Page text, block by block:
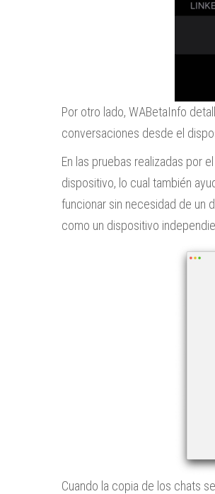
Por otro lado, WABetaInfo
conversaciones desde el
En las pruebas realizadas por
dispositivo, lo cual también
funcionar sin necesidad de un
como un dispositivo
Cuando la copia de los chats